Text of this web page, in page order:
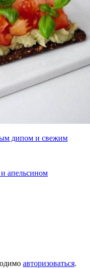
дипом и свежим
апельсином
авторизоваться.